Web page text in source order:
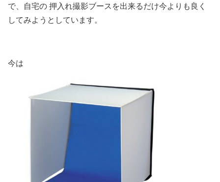
で、自宅の 押入れ撮影ブースを出来るだけ今よりも良く
してみようとしています。
今は